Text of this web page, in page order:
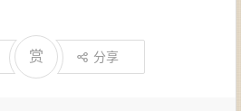
赏 分享